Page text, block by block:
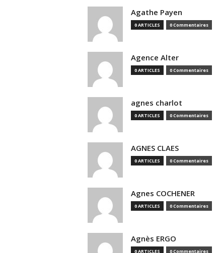
Agathe Payen
0 ARTICLES 0 Commentaires
Agence Alter
0 ARTICLES 0 Commentaires
agnes charlot
0 ARTICLES 0 Commentaires
AGNES CLAES
0 ARTICLES 0 Commentaires
Agnes COCHENER
0 ARTICLES 0 Commentaires
Agnès ERGO
0 ARTICLES 0 Commentaires